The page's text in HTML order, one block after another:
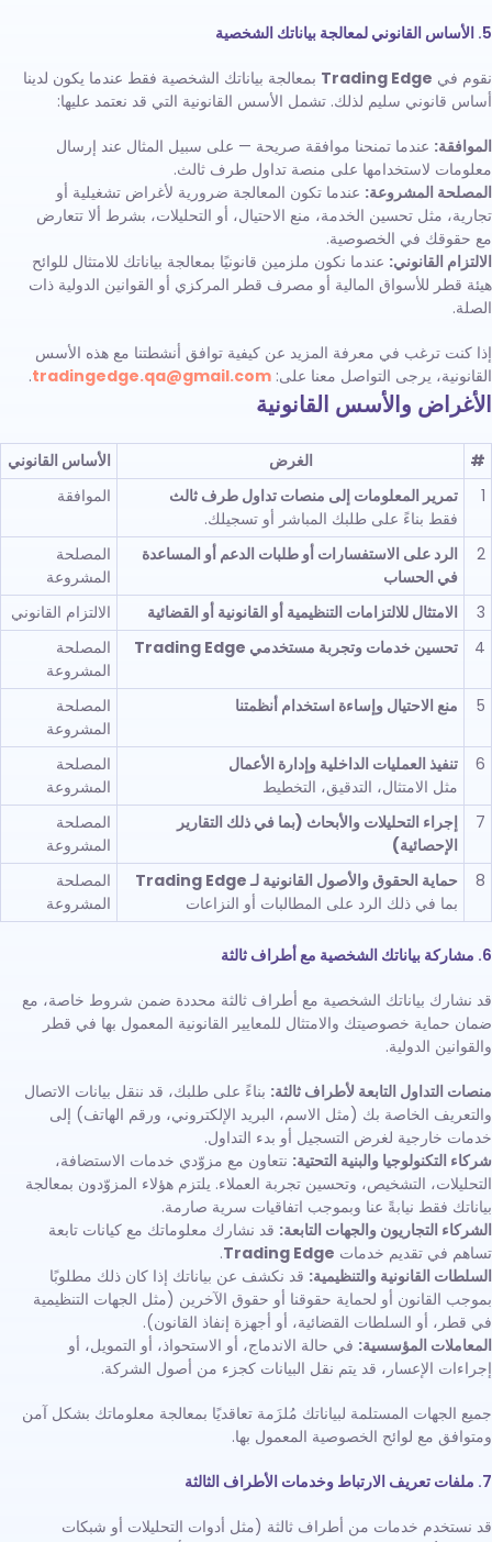
5. الأساس القانوني لمعالجة بياناتك الشخصية
نقوم في Trading Edge بمعالجة بياناتك الشخصية فقط عندما يكون لدينا
أساس قانوني سليم لذلك. تشمل الأسس القانونية التي قد نعتمد عليها:
الموافقة: عندما تمنحنا موافقة صريحة — على سبيل المثال عند إرسال
معلومات لاستخدامها على منصة تداول طرف ثالث.
المصلحة المشروعة: عندما تكون المعالجة ضرورية لأغراض تشغيلية أو
تجارية، مثل تحسين الخدمة، منع الاحتيال، أو التحليلات، بشرط ألا تتعارض
مع حقوقك في الخصوصية.
الالتزام القانوني: عندما نكون ملزمين قانونيًا بمعالجة بياناتك للامتثال للوائح
هيئة قطر للأسواق المالية أو مصرف قطر المركزي أو القوانين الدولية ذات
الصلة.
إذا كنت ترغب في معرفة المزيد عن كيفية توافق أنشطتنا مع هذه الأسس
القانونية، يرجى التواصل معنا على: tradingedge.qa@gmail.com
.
الأغراض والأسس القانونية
# الغرض
الأساس القانوني
1
تمرير المعلومات إلى منصات تداول طرف ثالث
فقط بناءً على طلبك المباشر أو تسجيلك.
الموافقة
2
الرد على الاستفسارات أو طلبات الدعم أو المساعدة
في الحساب
المصلحة
المشروعة
3
الامتثال للالتزامات التنظيمية أو القانونية أو القضائية
الالتزام القانوني
4
تحسين خدمات وتجربة مستخدمي Trading Edge
المصلحة
المشروعة
5
منع الاحتيال وإساءة استخدام أنظمتنا
المصلحة
المشروعة
6
تنفيذ العمليات الداخلية وإدارة الأعمال
مثل الامتثال، التدقيق، التخطيط
المصلحة
المشروعة
7
إجراء التحليلات والأبحاث (بما في ذلك التقارير
الإحصائية)
المصلحة
المشروعة
8
حماية الحقوق والأصول القانونية لـ Trading Edge
بما في ذلك الرد على المطالبات أو النزاعات
المصلحة
المشروعة
6. مشاركة بياناتك الشخصية مع أطراف ثالثة
قد نشارك بياناتك الشخصية مع أطراف ثالثة محددة ضمن شروط خاصة، مع
ضمان حماية خصوصيتك والامتثال للمعايير القانونية المعمول بها في قطر
والقوانين الدولية.
منصات التداول التابعة لأطراف ثالثة: بناءً على طلبك، قد ننقل بيانات الاتصال
والتعريف الخاصة بك (مثل الاسم، البريد الإلكتروني، ورقم الهاتف) إلى
خدمات خارجية لغرض التسجيل أو بدء التداول.
شركاء التكنولوجيا والبنية التحتية: نتعاون مع مزوّدي خدمات الاستضافة،
التحليلات، التشخيص، وتحسين تجربة العملاء. يلتزم هؤلاء المزوّدون بمعالجة
بياناتك فقط نيابةً عنا وبموجب اتفاقيات سرية صارمة.
الشركاء التجاريون والجهات التابعة: قد نشارك معلوماتك مع كيانات تابعة
تساهم في تقديم خدمات Trading Edge
.
السلطات القانونية والتنظيمية: قد نكشف عن بياناتك إذا كان ذلك مطلوبًا
بموجب القانون أو لحماية حقوقنا أو حقوق الآخرين (مثل الجهات التنظيمية
في قطر، أو السلطات القضائية، أو أجهزة إنفاذ القانون).
المعاملات المؤسسية: في حالة الاندماج، أو الاستحواذ، أو التمويل، أو
إجراءات الإعسار، قد يتم نقل البيانات كجزء من أصول الشركة.
جميع الجهات المستلمة لبياناتك مُلزَمة تعاقديًا بمعالجة معلوماتك بشكل آمن
ومتوافق مع لوائح الخصوصية المعمول بها.
7. ملفات تعريف الارتباط وخدمات الأطراف الثالثة
قد نستخدم خدمات من أطراف ثالثة (مثل أدوات التحليلات أو شبكات